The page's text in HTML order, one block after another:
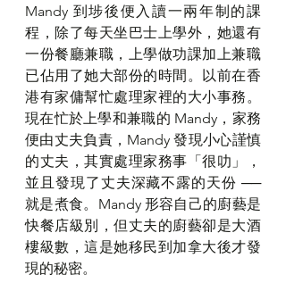
Mandy 到埗後便入讀一兩年制的課
程，除了每天坐巴士上學外，她還有
一份餐廳兼職，上學做功課加上兼職
已佔用了她大部份的時間。以前在香
港有家傭幫忙處理家裡的大小事務。
現在忙於上學和兼職的 Mandy，家務
便由丈夫負責，Mandy 發現小心謹慎
的丈夫，其實處理家務事「很叻」，
並且發現了丈夫深藏不露的天份 ──
就是煮食。Mandy 形容自己的廚藝是
快餐店級別，但丈夫的廚藝卻是大酒
樓級數，這是她移民到加拿大後才發
現的秘密。